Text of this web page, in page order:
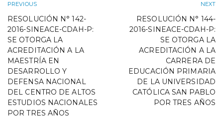
PREVIOUS
RESOLUCIÓN N° 142-
2016-SINEACE-CDAH-P:
SE OTORGA LA
ACREDITACIÓN A LA
MAESTRÍA EN
DESARROLLO Y
DEFENSA NACIONAL
DEL CENTRO DE ALTOS
ESTUDIOS NACIONALES
POR TRES AÑOS
NEXT
RESOLUCIÓN N° 144-
2016-SINEACE-CDAH-P:
SE OTORGA LA
ACREDITACIÓN A LA
CARRERA DE
EDUCACIÓN PRIMARIA
DE LA UNIVERSIDAD
CATÓLICA SAN PABLO
POR TRES AÑOS